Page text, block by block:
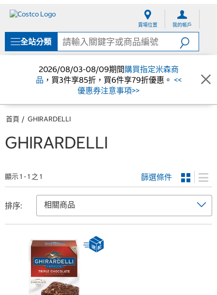
單
賣場位置 我的帳戶
全站分類
2026/08/03-08/09期間購買指定米森商
品 ，買3件享85折，買6件享79折優惠。 <<
優惠券注意事項>>
首頁 GHIRARDELLI
GHIRARDELLI
顯示 1 - 1 之 1 篩選條件
排序: